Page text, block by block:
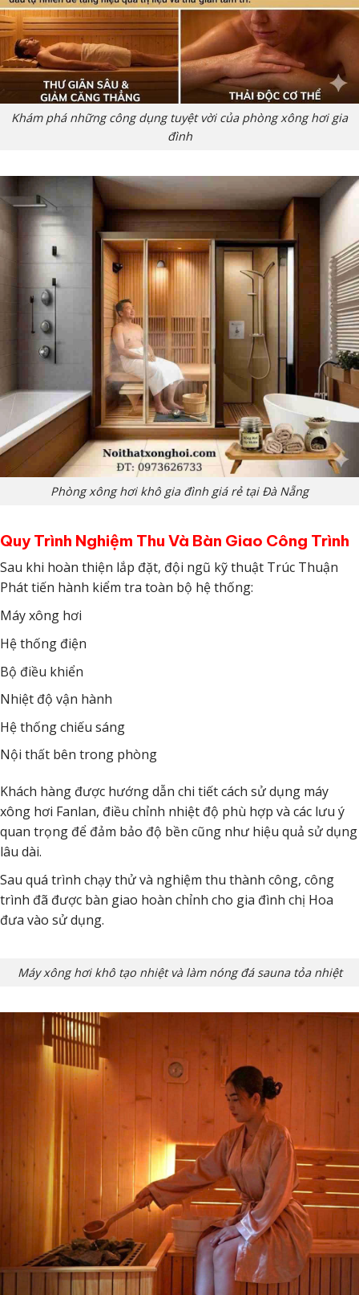
Khám phá những công dụng tuyệt vời của phòng xông hơi gia
đình
Phòng xông hơi khô gia đình giá rẻ tại Đà Nẵng
Quy Trình Nghiệm Thu Và Bàn Giao Công Trình
Sau khi hoàn thiện lắp đặt, đội ngũ kỹ thuật Trúc Thuận
Phát tiến hành kiểm tra toàn bộ hệ thống:
Máy xông hơi
Hệ thống điện
Bộ điều khiển
Nhiệt độ vận hành
Hệ thống chiếu sáng
Nội thất bên trong phòng
Khách hàng được hướng dẫn chi tiết cách sử dụng máy
xông hơi Fanlan, điều chỉnh nhiệt độ phù hợp và các lưu ý
quan trọng để đảm bảo độ bền cũng như hiệu quả sử dụng
lâu dài.
Sau quá trình chạy thử và nghiệm thu thành công, công
trình đã được bàn giao hoàn chỉnh cho gia đình chị Hoa
đưa vào sử dụng.
Máy xông hơi khô tạo nhiệt và làm nóng đá sauna tỏa nhiệt